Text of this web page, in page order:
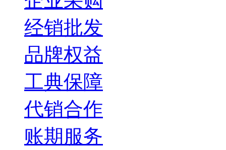
经销批发
品牌权益
工典保障
代销合作
账期服务